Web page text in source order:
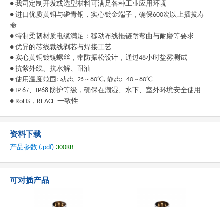
● 我司定制开发或选型材料可满足各种工业应用环境
● 进口优质黄铜与磷青铜，实心镀金端子，确保600次以上插拔寿
命
● 特制柔韧材质电缆满足：移动布线拖链耐弯曲与耐磨等要求
● 优异的芯线裁线剥芯与焊接工艺
● 实心黄铜镀镍螺丝，带防振松设计，通过48小时盐雾测试
● 抗紫外线、抗水解、耐油
● 使用温度范围: 动态 -25 ~ 80℃, 静态: -40 ~ 80℃
● IP 67、IP68 防护等级，确保在潮湿、水下、室外环境安全使用
● RoHS，REACH 一致性
资料下载
产品参数 (.pdf) 300KB
可对插产品